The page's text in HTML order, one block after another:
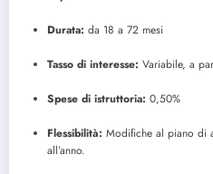
Durata: da 18 a 72 mesi
Tasso di interesse: Variabile, a
Spese di istruttoria: 0,50%
Flessibilità: Modifiche al piano di
all’anno.